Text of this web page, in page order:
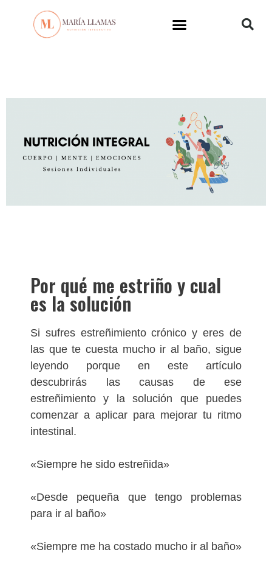
Por qué me estriño y cual
es la solución
Si sufres estreñimiento crónico y eres de
las que te cuesta mucho ir al baño, sigue
leyendo porque en este artículo
descubrirás las causas de ese
estreñimiento y la solución que puedes
comenzar a aplicar para mejorar tu ritmo
intestinal.
«Siempre he sido estreñida»
«Desde pequeña que tengo problemas
para ir al baño»
«Siempre me ha costado mucho ir al baño»